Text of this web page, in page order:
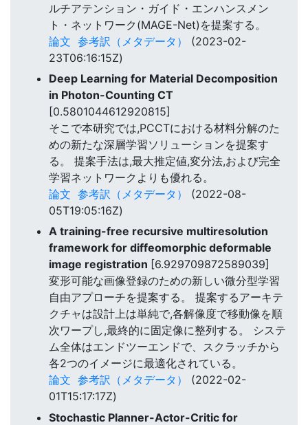
ルチアテンション・ガイド・エンハンスメン
ト・ネットワーク(MAGE-Net)を提案する。
論文 参考訳（メタデータ）
(2023-02-
23T06:16:15Z)
Deep Learning for Material Decomposition
in Photon-Counting CT
[0.5801044612920815]
そこで本研究では,PCCTにおける材料分解のた
めの新たな深層学習ソリューションを提案す
る。 提案手法は,最大推定値,変分法,および完全
学習ネットワークよりも優れる。
論文 参考訳（メタデータ）
(2022-08-
05T19:05:16Z)
A training-free recursive multiresolution
framework for diffeomorphic deformable
image registration [6.929709872589039]
変形可能な画像登録のための新しい微分型学習
自由アプローチを提案する。 提案するアーキテ
クチャは設計上は単純で,各解像度で移動像を順
次ワープし,最終的に固定像に整列する。 システ
ム全体はエンドツーエンドで、スクラッチから
各2つのイメージに最適化されている。
論文 参考訳（メタデータ）
(2022-02-
01T15:17:17Z)
Stochastic Planner-Actor-Critic for